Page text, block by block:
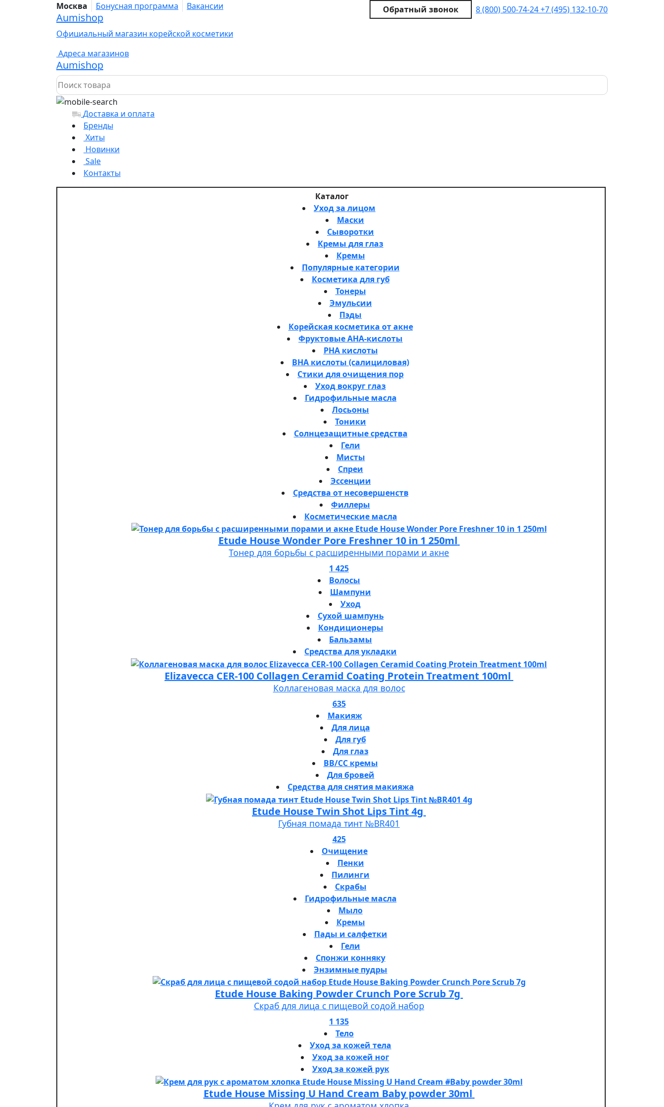
Москва Бонусная программа Вакансии Обратный звонок 8 (800) 500-74-24+7 (495) 132-10-70
Aumishop
Официальный магазин корейской косметики
Адреса магазинов
Aumishop
Доставка и оплата
Бренды
Хиты
Новинки
Sale
Контакты
Каталог
Уход за лицом
Маски
Сыворотки
Кремы для глаз
Кремы
Популярные категории
Косметика для губ
Тонеры
Эмульсии
Пэды
Корейская косметика от акне
Фруктовые AHA-кислоты
PHA кислоты
BHA кислоты (салициловая)
Стики для очищения пор
Уход вокруг глаз
Гидрофильные масла
Лосьоны
Тоники
Солнцезащитные средства
Гели
Мисты
Спреи
Эссенции
Средства от несовершенств
Филлеры
Косметические масла
Etude House Wonder Pore Freshner 10 in 1 250ml
Тонер для борьбы с расширенными порами и акне
1 425
Волосы
Шампуни
Уход
Сухой шампунь
Кондиционеры
Бальзамы
Средства для укладки
Elizavecca CER-100 Collagen Ceramid Coating Protein Treatment 100ml
Коллагеновая маска для волос
635
Макияж
Для лица
Для губ
Для глаз
BB/CC кремы
Для бровей
Средства для снятия макияжа
Etude House Twin Shot Lips Tint 4g
Губная помада тинт №BR401
425
Очищение
Пенки
Пилинги
Скрабы
Гидрофильные масла
Мыло
Кремы
Пады и салфетки
Гели
Спонжи конняку
Энзимные пудры
Etude House Baking Powder Crunch Pore Scrub 7g
Скраб для лица с пищевой содой набор
1 135
Тело
Уход за кожей тела
Уход за кожей ног
Уход за кожей рук
Etude House Missing U Hand Cream Baby powder 30ml